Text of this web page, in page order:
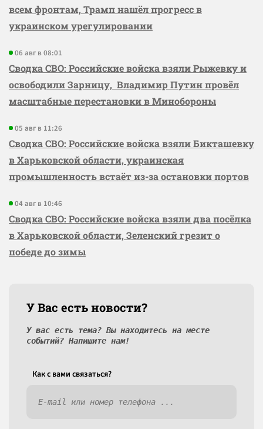
всем фронтам, Трамп нашёл прогресс в
украинском урегулировании
06 авг в 08:01
Сводка СВО: Российские войска взяли Рыжевку и
освободили Зарницу, Владимир Путин провёл
масштабные перестановки в Минобороны
05 авг в 11:26
Сводка СВО: Российские войска взяли Бикташевку
в Харьковской области, украинская
промышленность встаёт из-за остановки портов
04 авг в 10:46
Сводка СВО: Российские войска взяли два посёлка
в Харьковской области, Зеленский грезит о
победе до зимы
У Вас есть новости?
У вас есть тема? Вы находитесь на месте
событий? Напишите нам!
Как c вами связаться?